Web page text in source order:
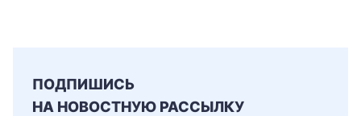
ПОДПИШИСЬ
НА НОВОСТНУЮ РАССЫЛКУ